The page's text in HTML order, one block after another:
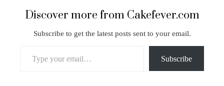
Discover more from Cakefever.com
Subscribe to get the latest posts sent to your email.
Subscribe